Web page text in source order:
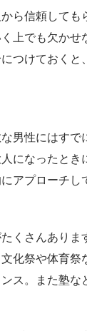
ら信頼して
上でも欠か
つけておく
男性にはす
になったと
アプローチし
くさんあり
化祭や体育
ス。また塾